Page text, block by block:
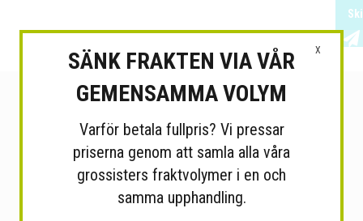
X
SÄNK FRAKTEN VIA VÅR
GEMENSAMMA VOLYM
Varför betala fullpris? Vi pressar
priserna genom att samla alla våra
grossisters fraktvolymer i en och
samma upphandling.